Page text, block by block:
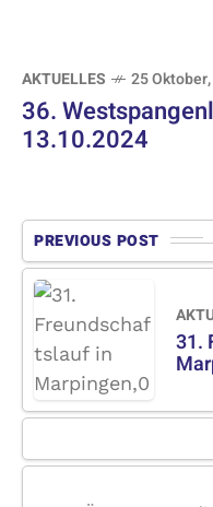
AKTUELLES 25
36.
13.10.2024
PREVIOUS POST
31.